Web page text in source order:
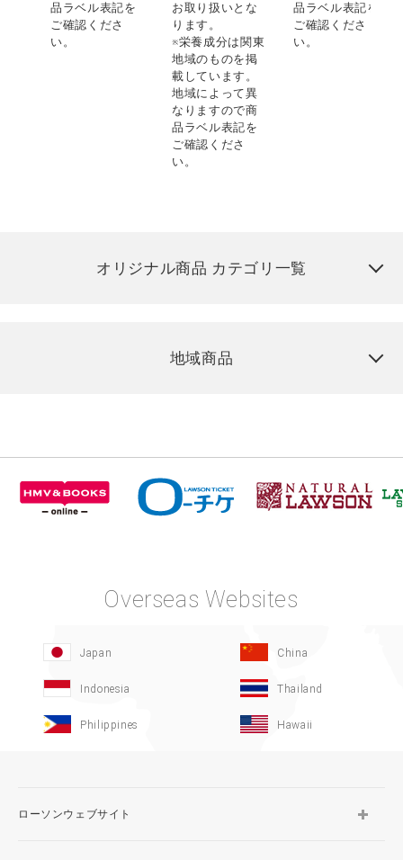
品ラベル表記を
ご確認くださ
い。
お取り扱いとな
ります。
※栄養成分は関東
地域のものを掲
載しています。
地域によって異
なりますので商
品ラベル表記を
ご確認くださ
い。
品ラベル表記を
ご確認くださ
い。
オリジナル商品 カテゴリ一覧
地域商品
Overseas Websites
Japan China
Indonesia Thailand
Philippines Hawaii
ローソンウェブサイト